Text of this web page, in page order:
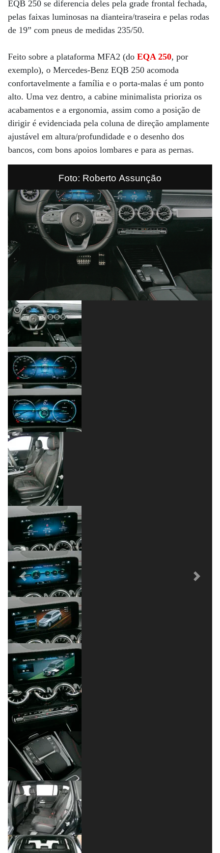
EQB 250 se diferencia deles pela grade frontal fechada,
pelas faixas luminosas na dianteira/traseira e pelas rodas
de 19” com pneus de medidas 235/50.
Feito sobre a plataforma MFA2 (do EQA 250, por
exemplo), o Mercedes-Benz EQB 250 acomoda
confortavelmente a família e o porta-malas é um ponto
alto. Uma vez dentro, a cabine minimalista prioriza os
acabamentos e a ergonomia, assim como a posição de
dirigir é evidenciada pela coluna de direção amplamente
ajustável em altura/profundidade e o desenho dos
bancos, com bons apoios lombares e para as pernas.
Foto: Roberto Assunção
Previous Next